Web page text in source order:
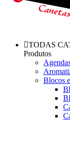
TODAS
Produtos
Blocos